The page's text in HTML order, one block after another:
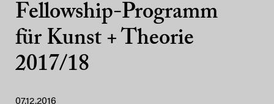
Fellowship-Programm
für Kunst + Theorie
2017/18
07.12.2016